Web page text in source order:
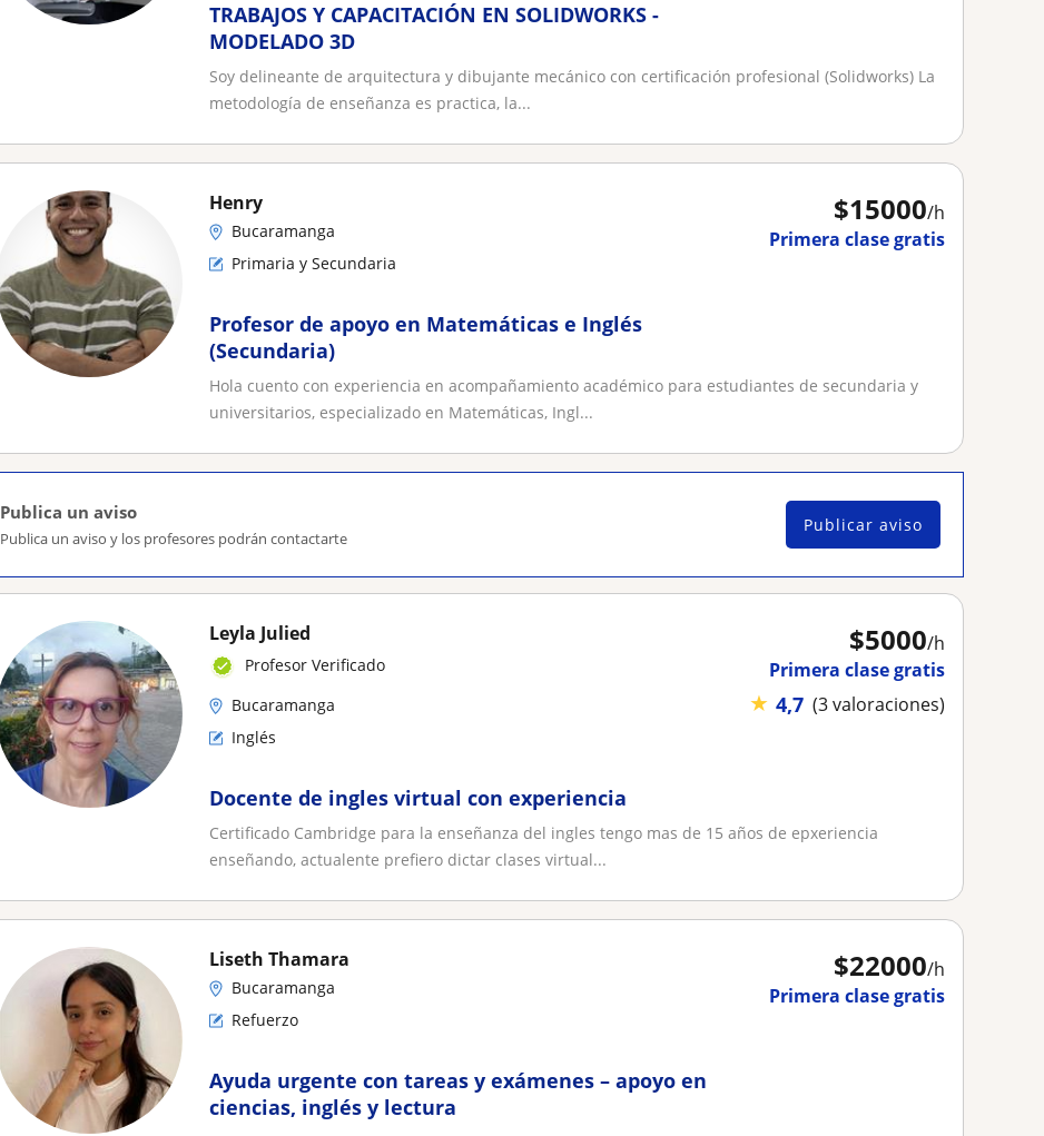
TRABAJOS Y CAPACITACIÓN EN SOLIDWORKS -
MODELADO 3D
Soy delineante de arquitectura y dibujante mecánico con certificación profesional (Solidworks) La
metodología de enseñanza es practica, la...
$15000/h
Primera clase gratis
Henry
Bucaramanga
Primaria y Secundaria
Profesor de apoyo en Matemáticas e Inglés
(Secundaria)
Hola cuento con experiencia en acompañamiento académico para estudiantes de secundaria y
universitarios, especializado en Matemáticas, Ingl...
Publica un aviso
Publica un aviso y los profesores podrán contactarte
Publicar aviso
$5000/h
Primera clase gratis
★ 4,7 (3 valoraciones)
Leyla Julied
Profesor Verificado
Bucaramanga
Inglés
Docente de ingles virtual con experiencia
Certificado Cambridge para la enseñanza del ingles tengo mas de 15 años de epxeriencia
enseñando, actualente prefiero dictar clases virtual...
$22000/h
Primera clase gratis
Liseth Thamara
Bucaramanga
Refuerzo
Ayuda urgente con tareas y exámenes – apoyo en
ciencias, inglés y lectura